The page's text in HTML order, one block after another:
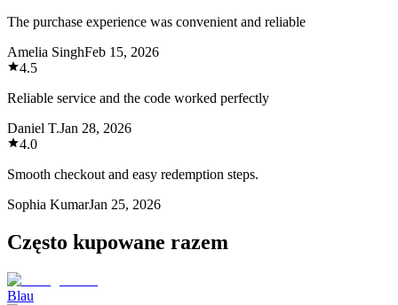
The purchase experience was convenient and reliable
Amelia SinghFeb 15, 2026
4.5
Reliable service and the code worked perfectly
Daniel T.Jan 28, 2026
4.0
Smooth checkout and easy redemption steps.
Sophia KumarJan 25, 2026
Często kupowane razem
Blau